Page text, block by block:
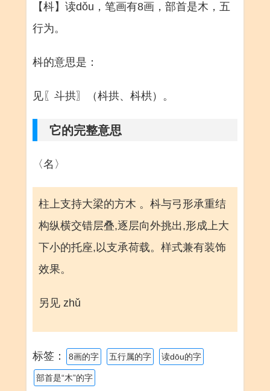
【枓】读dǒu，笔画有8画，部首是木，五
行为。
枓的意思是：
见〖斗拱〗（枓拱、枓栱）。
它的完整意思
〈名〉
柱上支持大梁的方木 。枓与弓形承重结
构纵横交错层叠,逐层向外挑出,形成上大
下小的托座,以支承荷载。样式兼有装饰
效果。
另见 zhǔ
标签： 8画的字 五行属的字 读dōu的字
部首是“木”的字